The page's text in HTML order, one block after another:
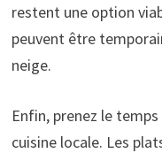
restent une option
peuvent être
neige.
Enfin, prenez le
cuisine locale. Les